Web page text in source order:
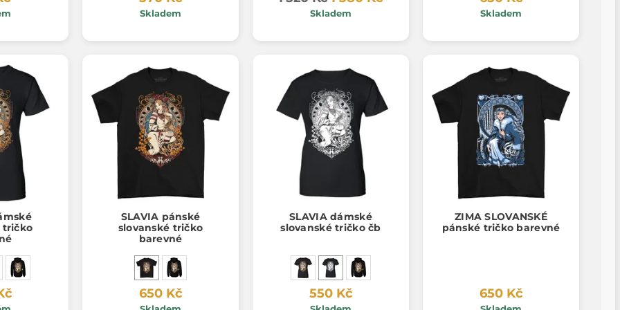
Skladem Skladem Skladem
tričko
SLAVIA pánské
slovanské tričko
barevné
650 Kč
SLAVIA dámské
slovanské tričko čb
550 Kč
ZIMA SLOVANSKÉ
pánské tričko barevné
650 Kč